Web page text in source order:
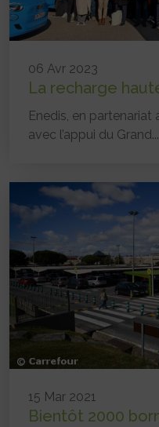
06 Avr 2023
La recharge
Enedis, en partenariat
avec l’appui du Grand...
15 Mar 2021
Bientôt 2000